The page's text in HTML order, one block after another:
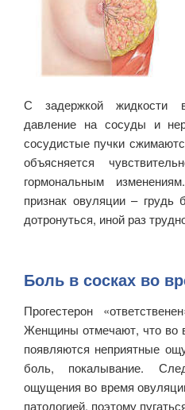
С задержкой жидкости
давление на сосуды и
сосудистые пучки
объясняется
гормональным
признак овуляции – грудь
дотронуться, иной раз
Боль в сосках во
Прогестерон
Женщины отмечают, что во
появляются неприятные
боль, покалывание.
ощущения во время
патологией, поэтому